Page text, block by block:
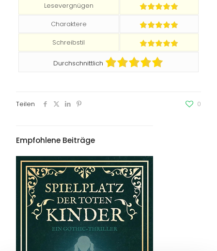
Lesevergnügen
Charaktere
Schreibstil
Durchschnittlich
Teilen 0
Empfohlene Beiträge